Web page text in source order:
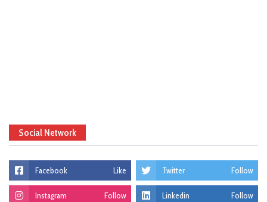
Social Network
Facebook Like Twitter Follow
Instagram Follow Linkedin Follow